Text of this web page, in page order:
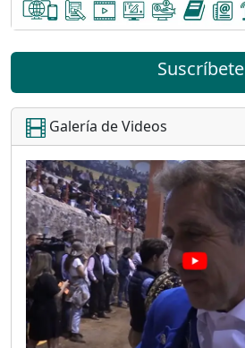
Suscríbete
Galería de Videos